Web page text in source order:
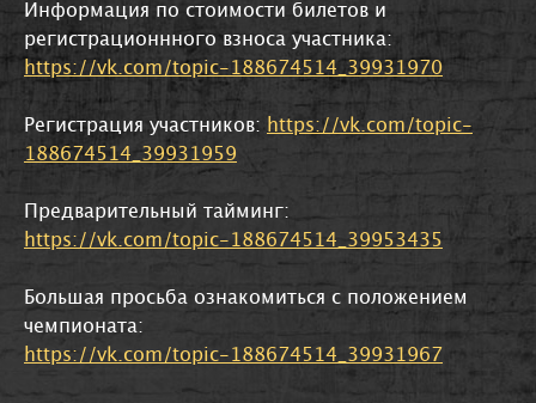
Информация по стоимости билетов и
регистрационнного взноса участника:
https://vk.com/topic-188674514_39931970
Регистрация участников: https://vk.com/topic-
188674514_39931959
Предварительный тайминг:
https://vk.com/topic-188674514_39953435
Большая просьба ознакомиться с положением
чемпионата:
https://vk.com/topic-188674514_39931967